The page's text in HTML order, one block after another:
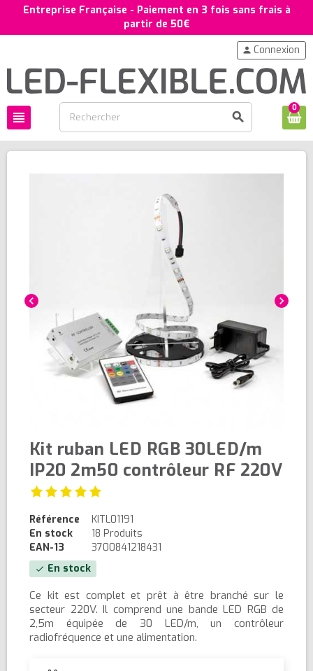
Entreprise Française - Paiement en 3 fois sans frais à
partir de 50€
view_headline search
person Connexion
0
chevron_left chevron_right
Kit ruban LED RGB 30LED/m
IP20 2m50 contrôleur RF 220V
Référence
KITL01191
En stock
18 Produits
EAN-13
3700841218431
check En stock
Ce kit est complet et prêt à être branché sur le
secteur 220V. Il comprend une bande LED RGB de
2,5m équipée de 30 LED/m, un contrôleur
radiofréquence et une alimentation.